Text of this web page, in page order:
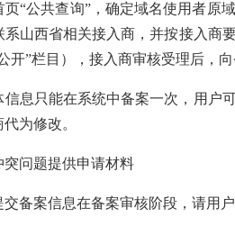
“公共查询”，确定域名使用者原
山西省相关接入商，并按接入商
开”栏目），接入商审核受理后，
信息只能在系统中备案一次，用户
为修改。
问题提供申请材料
交备案信息在备案审核阶段，请用